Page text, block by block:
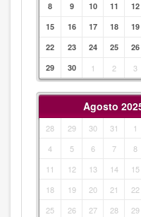
8
9 10 11 12
15
16 17 18 19
22
23 24 25 26
29
30 1 2 3
Agosto
28 29 30 31 1
4
5 6 7 8
11
12 13 14 15
18
19 20 21 22
25
26 27 28 29